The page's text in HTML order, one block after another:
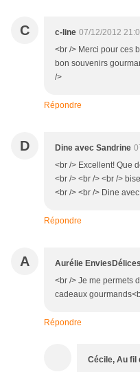
C c-line 07/12/2012
<br /> Merci pour ces
bon souvenirs
/>
Répondre
D Dine avec Sandrine
<br /> Excellent! Que
<br /> <br /> <br />
<br /> <br /> Dine
Répondre
A Aurélie EnviesDélices
<br /> Je me permets
cadeaux
Répondre
Cécile, Au fil